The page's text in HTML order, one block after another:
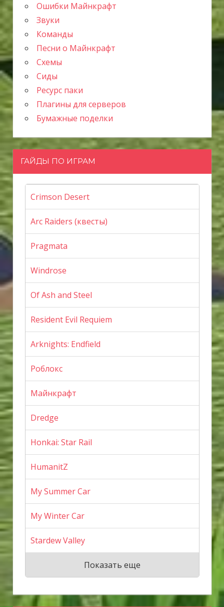
Ошибки Майнкрафт
Звуки
Команды
Песни о Майнкрафт
Схемы
Сиды
Ресурс паки
Плагины для серверов
Бумажные поделки
ГАЙДЫ ПО ИГРАМ
Crimson Desert
Arc Raiders (квесты)
Pragmata
Windrose
Of Ash and Steel
Resident Evil Requiem
Arknights: Endfield
Роблокс
Майнкрафт
Dredge
Honkai: Star Rail
HumanitZ
My Summer Car
My Winter Car
Stardew Valley
Показать еще